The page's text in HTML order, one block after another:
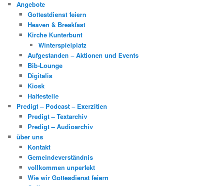
Angebote
Gottestdienst feiern
Heaven & Breakfast
Kirche Kunterbunt
Winterspielplatz
Aufgestanden – Aktionen und Events
Bib-Lounge
Digitalis
Kiosk
Haltestelle
Predigt – Podcast – Exerzitien
Predigt – Textarchiv
Predigt – Audioarchiv
über uns
Kontakt
Gemeindeverständnis
vollkommen unperfekt
Wie wir Gottesdienst feiern